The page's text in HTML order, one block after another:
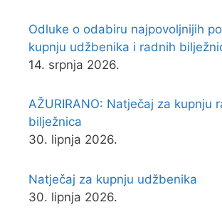
Odluke o odabiru najpovoljnijih
kupnju udžbenika i radnih
14. srpnja 2026.
AŽURIRANO: Natječaj za kupnju
bilježnica
30. lipnja 2026.
Natječaj za kupnju udžbenika
30. lipnja 2026.